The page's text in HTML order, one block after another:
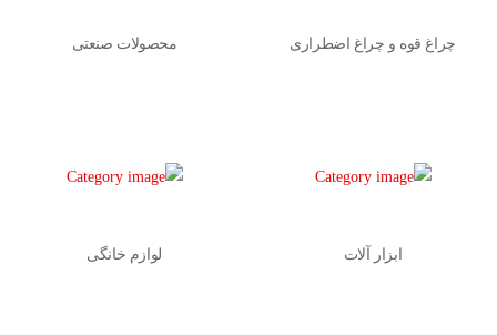
چراغ قوه و چراغ اضطراری محصولات صنعتی
ابزار آلات لوازم خانگی